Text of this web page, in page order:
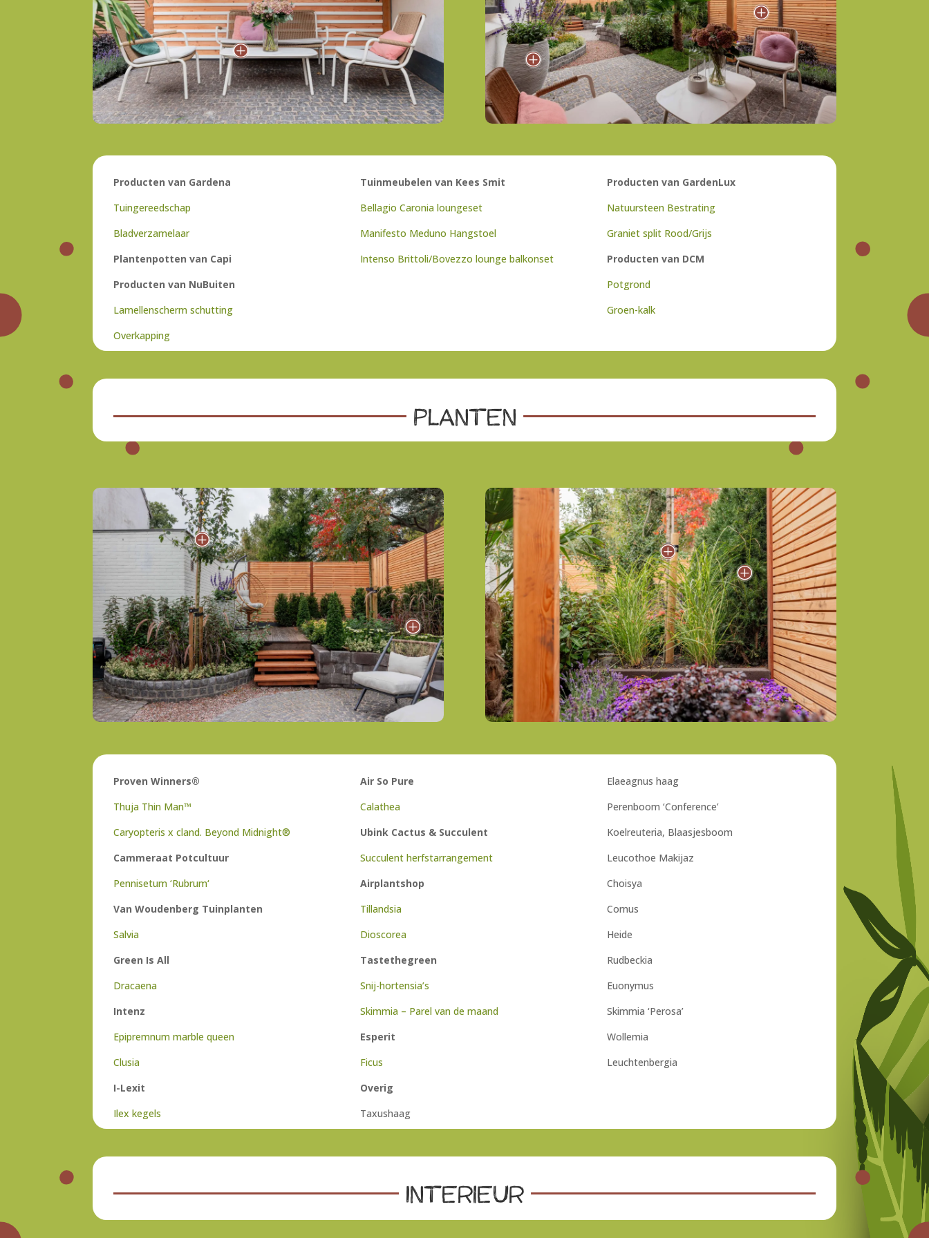
P
P
P
Producten van Gardena
Tuingereedschap
Bladverzamelaar
Plantenpotten van Capi
Producten van NuBuiten
Lamellenscherm schutting
Overkapping
Tuinmeubelen van Kees Smit
Bellagio Caronia loungeset
Manifesto Meduno Hangstoel
Intenso Brittoli/Bovezzo loungebalkonset
Producten van GardenLux
Natuursteen Bestrating
Graniet split Rood/Grijs
Producten van DCM
Potgrond
Groen-kalk
Planten
P
P
P
P
Proven Winners®
Thuja Thin Man™
Caryopteris xcland. Beyond Midnight®
Cammeraat Potcultuur
Pennisetum ‘Rubrum‘
Van Woudenberg Tuinplanten
Salvia
Green IsAll
Dracaena
Intenz
Epipremnum marble queen
Clusia
I-Lexit
Ilex kegels
Air So Pure
Calathea
Ubink Cactus & Succulent
Succulent herfstarrangement
Airplantshop
Tillandsia
Dioscorea
Tastethegreen
Snij-hortensia’s
Skimmia – Parel van de maand
Esperit
Ficus
Overig
Taxushaag
Elaeagnus haag
Perenboom ‘Conference’
Koelreuteria, Blaasjesboom
Leucothoe Makijaz
Choisya
Cornus
Heide
Rudbeckia
Euonymus
Skimmia ‘Perosa’
Wollemia
Leuchtenbergia
Interieur